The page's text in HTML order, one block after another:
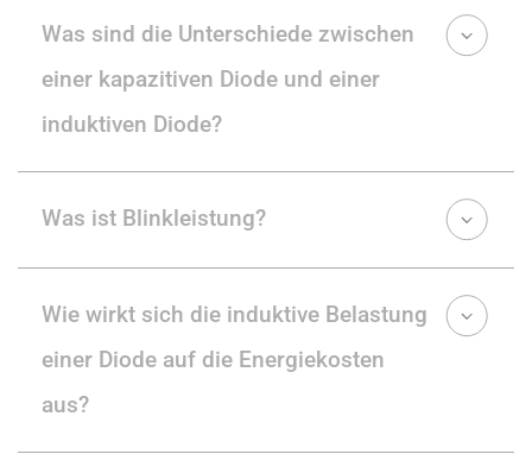
Was sind die Unterschiede zwischen
einer kapazitiven Diode und einer
induktiven Diode?
Was ist Blinkleistung?
Wie wirkt sich die induktive Belastung
einer Diode auf die Energiekosten
aus?